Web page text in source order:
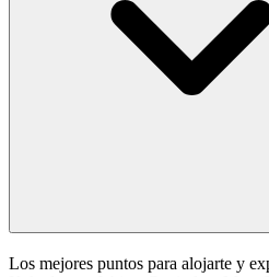
Los mejores puntos para alojarte y